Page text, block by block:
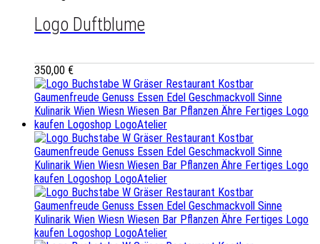
Logo Duftblume
350,00 €